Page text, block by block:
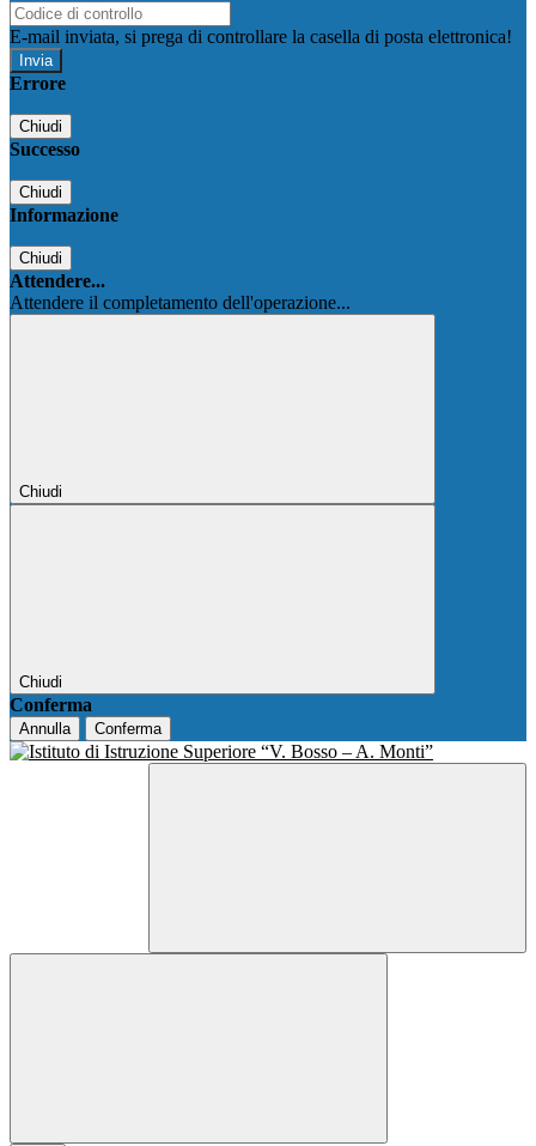
E-mail inviata, si prega di controllare la casella di posta elettronica!
Errore
Chiudi
Successo
Chiudi
Informazione
Chiudi
Attendere...
Attendere il completamento dell'operazione...
Chiudi
Chiudi
Conferma
Annulla Conferma